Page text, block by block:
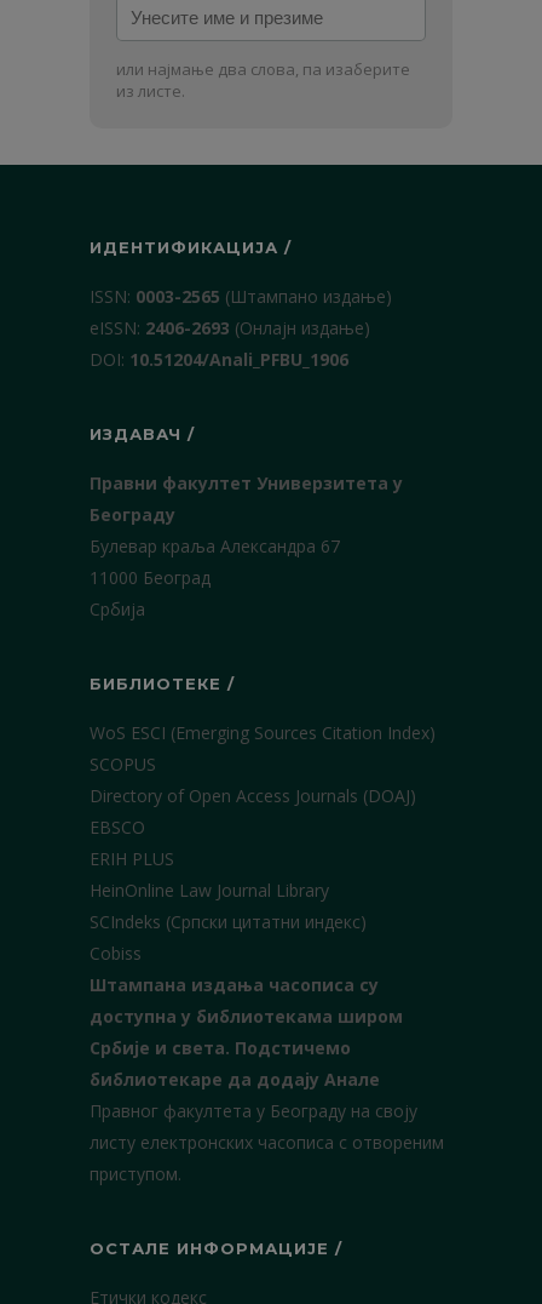
Унесите
име
и
презиме
или најмање два слова, па изаберите
из листе.
ИДЕНТИФИКАЦИЈА /
ISSN: 0003-2565 (Штампано издање)
еISSN: 2406-2693 (Онлајн издање)
DOI: 10.51204/Anali_PFBU_1906
ИЗДАВАЧ /
Правни факултет Универзитета у
Београду
Булевар краља Александра 67
11000 Београд
Србија
БИБЛИОТЕКЕ /
WoS ESCI (Emerging Sources Citation Index)
SCOPUS
Directory of Open Access Journals (DOAJ)
EBSCO
ERIH PLUS
HeinOnline Law Journal Library
SCIndeks (Српски цитатни индекс)
Cobiss
Штампана издања часописа су
доступна у библиотекама широм
Србије и света. Подстичемо
библиотекаре да додају Анале
Правног факултета у Београду на своју
листу електронских часописа с отвореним
приступом.
ОСТАЛЕ ИНФОРМАЦИЈЕ /
Етички кодекс